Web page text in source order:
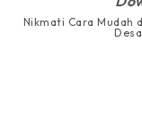
Nikmati Cara Mudah